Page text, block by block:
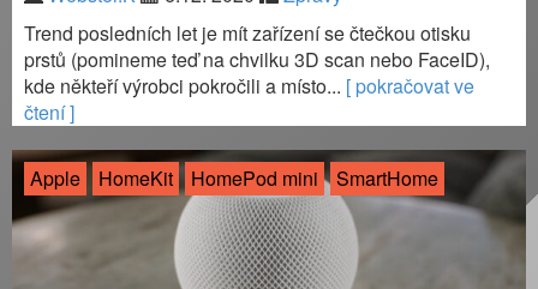
Trend posledních let je mít zařízení se čtečkou otisku
prstů (pomineme teď na chvilku 3D scan nebo FaceID),
kde někteří výrobci pokročili a místo... [ pokračovat ve
čtení ]
Apple HomeKit HomePod mini SmartHome